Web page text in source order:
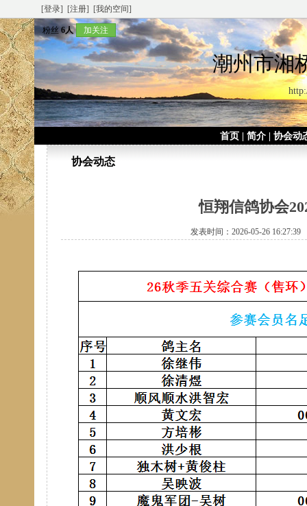
[登录] [注册] [我的空间]
粉丝 6人 加关注
潮州市湘
首页 简介 协会动
协会动态
恒翔信鸽协会
发表时间：2026-05-26